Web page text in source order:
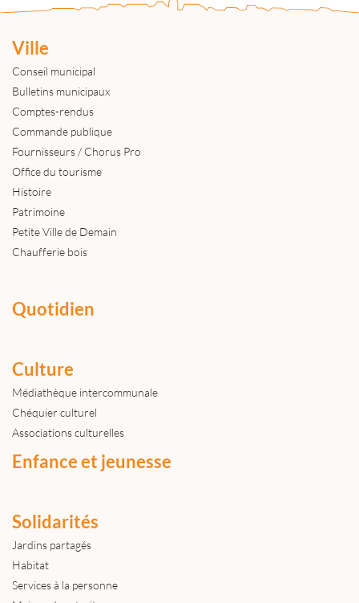
Ville
Conseil municipal
Bulletins municipaux
Comptes-rendus
Commande publique
Fournisseurs / Chorus Pro
Office du tourisme
Histoire
Patrimoine
Petite Ville de Demain
Chaufferie bois
Quotidien
Culture
Médiathèque intercommunale
Chéquier culturel
Associations culturelles
Enfance et jeunesse
Solidarités
Jardins partagés
Habitat
Services à la personne